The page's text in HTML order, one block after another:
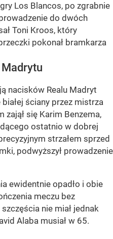
Los Blancos, po zgrabnie
do dwóch
Toni Kroos, który
pokonał bramkarza
nacisków Realu Madryt
ściany przez mistrza
zajął się Karim Benzema,
ostatnio w dobrej
strzałem sprzed
podwyższył prowadzenie
ewidentnie opadło i obie
meczu bez
nie miał jednak
Alaba musiał w 65.